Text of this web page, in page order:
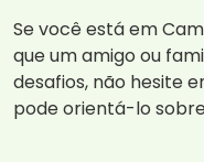
Se você está em
que um amigo ou
desafios, não hesite
pode orientá-lo